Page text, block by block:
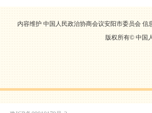
内容维护 中国人民政治协商会议安阳市委员会
版权所有© 中国